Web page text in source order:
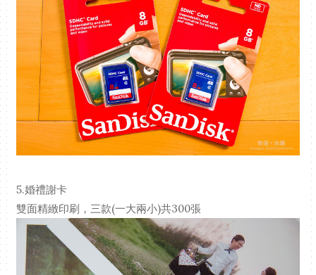
5.婚禮謝卡
雙面精緻印刷，三款(一大兩小)共300張